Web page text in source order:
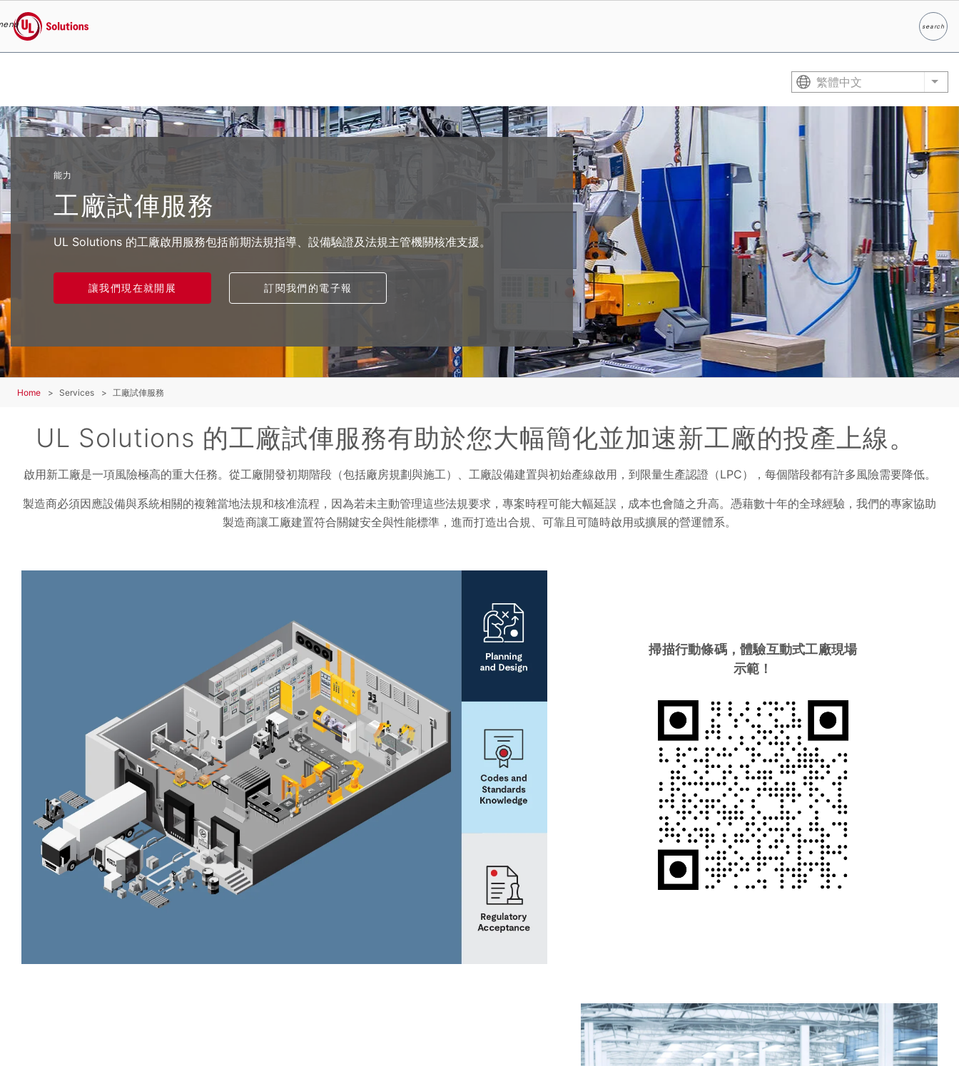
UL Solutions
searchSearch
繁體中文 List
能力
工廠試俥服務
UL Solutions 的工廠啟用服務包括前期法規指導、設備驗證及法規主管機關核准支援。
讓我們現在就開展 訂閱我們的電子報
Home Services 工廠試俥服務
UL Solutions 的工廠試俥服務有助於您大幅簡化並加速新工廠的投產上線。
啟用新工廠是一項風險極高的重大任務。從工廠開發初期階段（包括廠房規劃與施工）、工廠設備建置與初始產線啟用，到限量生產認證（LPC），每個階段都有許多風險需要降低。
製造商必須因應設備與系統相關的複雜當地法規和核准流程，因為若未主動管理這些法規要求，專案時程可能大幅延誤，成本也會隨之升高。憑藉數十年的全球經驗，我們的專家協助
製造商讓工廠建置符合關鍵安全與性能標準，進而打造出合規、可靠且可隨時啟用或擴展的營運體系。
掃描行動條碼，體驗互動式工廠現場
示範！